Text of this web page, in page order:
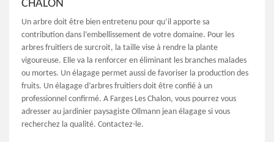
CHALON
Un arbre doit être bien entretenu pour qu’il apporte sa
contribution dans l’embellissement de votre domaine. Pour les
arbres fruitiers de surcroit, la taille vise à rendre la plante
vigoureuse. Elle va la renforcer en éliminant les branches malades
ou mortes. Un élagage permet aussi de favoriser la production des
fruits. Un élagage d’arbres fruitiers doit être confié à un
professionnel confirmé. A Farges Les Chalon, vous pourrez vous
adresser au jardinier paysagiste Ollmann jean élagage si vous
recherchez la qualité. Contactez-le.